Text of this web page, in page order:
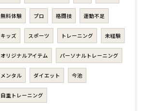
無料体験 プロ 格闘技 運動不足
キッズ スポーツ トレーニング 未経験
オリジナルアイテム パーソナルトレーニング
メンタル ダイエット 今池
自重トレーニング